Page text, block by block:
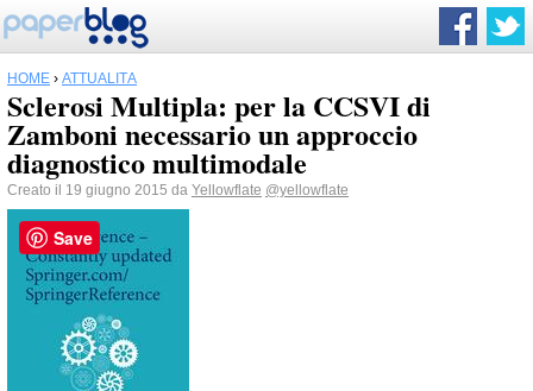
HOME › ATTUALITÀ
Sclerosi Multipla: per la CCSVI di
Zamboni necessario un approccio
diagnostico multimodale
Creato il 19 giugno 2015 da Yellowflate @yellowflate
Save